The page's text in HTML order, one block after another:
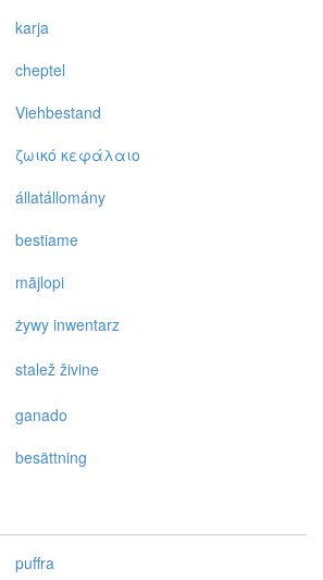
karja
cheptel
Viehbestand
ζωικό κεφάλαιo
állatállomány
bestiame
mājlopi
żywy inwentarz
stalež živine
ganado
besättning
puffra